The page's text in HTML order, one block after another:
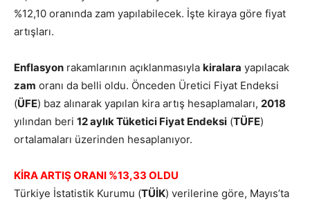
%12,10 oranında zam yapılabilecek. İşte kiraya göre fiyat
artışları.
Enflasyon rakamlarının açıklanmasıyla kiralara yapılacak
zam oranı da belli oldu. Önceden Üretici Fiyat Endeksi
(ÜFE) baz alınarak yapılan kira artış hesaplamaları, 2018
yılından beri 12 aylık Tüketici Fiyat Endeksi (TÜFE)
ortalamaları üzerinden hesaplanıyor.
KİRA ARTIŞ ORANI %13,33 OLDU
Türkiye İstatistik Kurumu (TÜİK) verilerine göre, Mayıs’ta